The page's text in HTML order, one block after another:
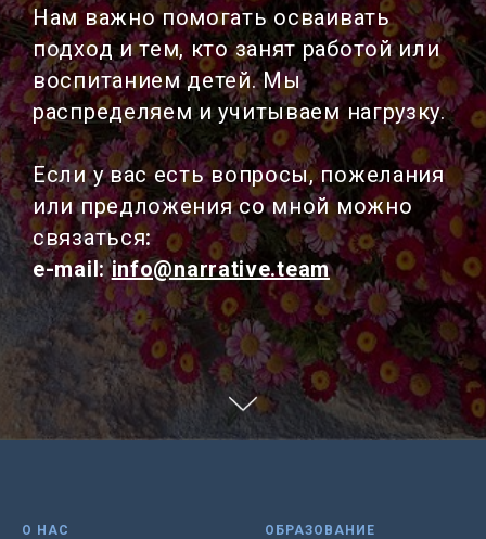
Нам важно помогать осваивать
подход и тем, кто занят работой или
воспитанием детей. Мы
распределяем и учитываем нагрузку.
Если у вас есть вопросы, пожелания
или предложения со мной можно
связаться:
e-mail:info@narrative.team
О НАС ОБРАЗОВАНИЕ